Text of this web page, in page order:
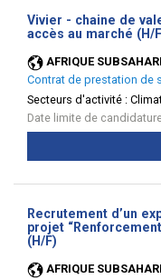
Vivier - chaine de
accès au marché (H/
AFRIQUE
Contrat de prestation de
Secteurs d'activité :
Date limite de
Recrutement d’un
projet
(H/F)
AFRIQUE